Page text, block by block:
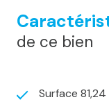
de ce bien
Surface 81,24